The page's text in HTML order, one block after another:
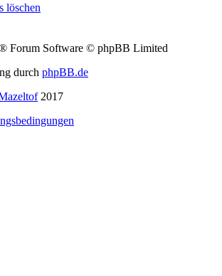
löschen
Forum Software © phpBB Limited
durch phpBB.de
2017